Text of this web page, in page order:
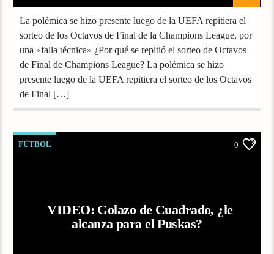
La polémica se hizo presente luego de la UEFA repitiera el
sorteo de los Octavos de Final de la Champions League, por
una «falla técnica» ¿Por qué se repitió el sorteo de Octavos
de Final de Champions League? La polémica se hizo
presente luego de la UEFA repitiera el sorteo de los Octavos
de Final […]
FÚTBOL 0
VIDEO: Golazo de Cuadrado, ¿le
alcanza para el Puskas?